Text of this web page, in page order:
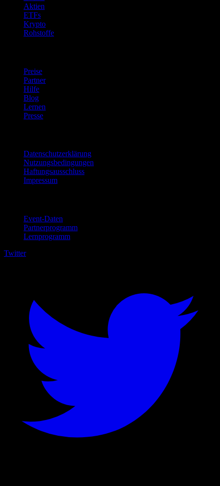
Aktien
ETFs
Krypto
Rohstoffe
Preise
Partner
Hilfe
Blog
Lernen
Presse
Datenschutzerklärung
Nutzungsbedingungen
Haftungsausschluss
Impressum
Event-Daten
Partnerprogramm
Lernprogramm
Twitter